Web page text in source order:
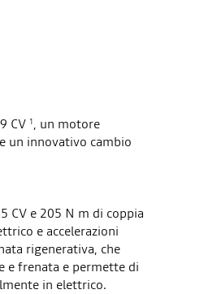
CV 1, un motore
un innovativo cambio
CV e 205 N m di coppia
e accelerazioni
rigenerativa, che
e frenata e permette di
in elettrico.